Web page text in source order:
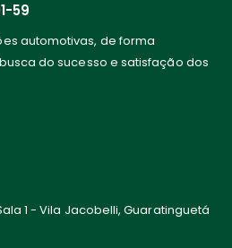
59
automotivas, de forma
do sucesso e satisfação dos
1 - Vila Jacobelli, Guaratinguetá